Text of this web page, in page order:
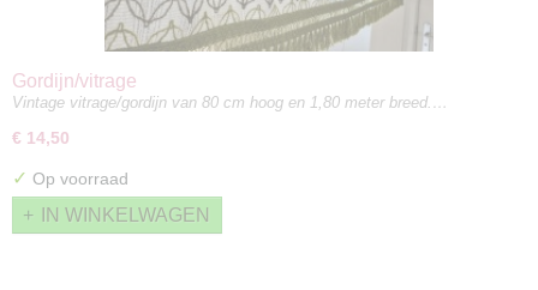
Gordijn/vitrage
Vintage vitrage/gordijn van 80 cm hoog en 1,80 meter breed.…
€ 14,50
✓ Op voorraad
IN WINKELWAGEN